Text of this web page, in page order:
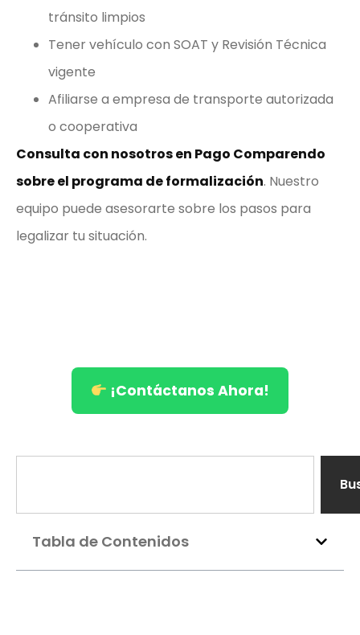
tránsito limpios
Tener vehículo con SOAT y Revisión Técnica
vigente
Afiliarse a empresa de transporte autorizada
o cooperativa
Consulta con nosotros en Pago Comparendo
sobre el programa de formalización. Nuestro
equipo puede asesorarte sobre los pasos para
legalizar tu situación.
¡Contáctanos Ahora!
Tabla de Contenidos